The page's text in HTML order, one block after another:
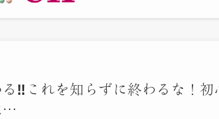
‼︎これを知らずに終わるな！初
…